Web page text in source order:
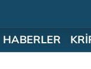
HABERLER